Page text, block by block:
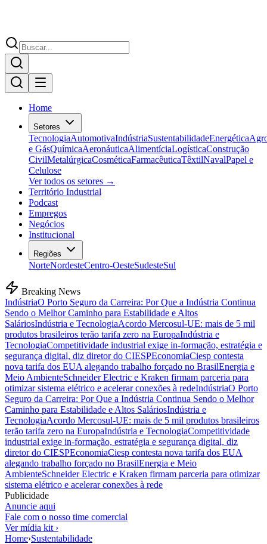
Home
Setores
TecnologiaAutomotivaIndústriaSustentabilidadeEnergética
e GásQuímicaAeronáuticaAlimentíciaLogísticaConstrução
CivilMetalúrgicaCosméticaFarmacêuticaTêxtilNavalPapel e
Celulose
Ver todos os setores →
Território Industrial
Podcast
Empregos
Negócios
Institucional
Regiões
NorteNordesteCentro-OesteSudesteSul
Breaking News
IndústriaO Porto Seguro da Carreira: Por Que a Indústria Continua
Sendo o Melhor Caminho para Estabilidade e Altos
SaláriosIndústria e TecnologiaAcordo Mercosul-UE: mais de 5 mil
produtos brasileiros terão tarifa zero na EuropaIndústria e
TecnologiaCompetitividade industrial exige in-formação, estratégia e
segurança digital, diz diretor do CIESPEconomiaCiesp contesta
nova tarifa dos EUA alegando trabalho forçado no BrasilEnergia e
Meio AmbienteSchneider Electric e Kraken firmam parceria para
otimizar sistema elétrico e acelerar conexões à redeIndústriaO Porto
Seguro da Carreira: Por Que a Indústria Continua Sendo o Melhor
Caminho para Estabilidade e Altos SaláriosIndústria e
TecnologiaAcordo Mercosul-UE: mais de 5 mil produtos brasileiros
terão tarifa zero na EuropaIndústria e TecnologiaCompetitividade
industrial exige in-formação, estratégia e segurança digital, diz
diretor do CIESPEconomiaCiesp contesta nova tarifa dos EUA
alegando trabalho forçado no BrasilEnergia e Meio
AmbienteSchneider Electric e Kraken firmam parceria para otimizar
sistema elétrico e acelerar conexões à rede
Publicidade
Anuncie aqui
Fale com o nosso time comercial
Ver mídia kit ›
Home›Sustentabilidade